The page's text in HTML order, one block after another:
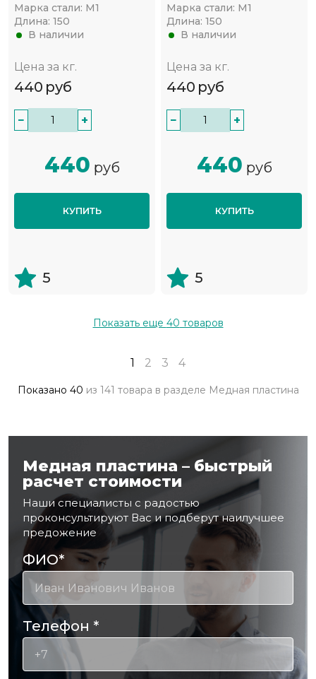
Марка стали: М1
Длина: 150
В наличии
Цена за кг.
440 руб
− +
440 руб
КУПИТЬ
5
Марка стали: М1
Длина: 150
В наличии
Цена за кг.
440 руб
− +
440 руб
КУПИТЬ
5
Показать еще 40 товаров
1 2 3 4
Показано 40 из 141 товара в разделе Медная пластина
Медная пластина – быстрый
расчет стоимости
Наши специалисты с радостью
проконсультируют Вас и подберут наилучшее
предожение
ФИО*
Телефон *